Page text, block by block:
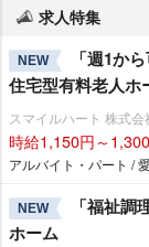
求人特集
NEW
「週1か
住宅型有料老人ホ
スマイルハート 株式
時給1,150円～
アルバイト・パート /
NEW
「福祉
ホーム